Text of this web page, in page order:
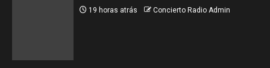
19 horas atrás Concierto Radio Admin